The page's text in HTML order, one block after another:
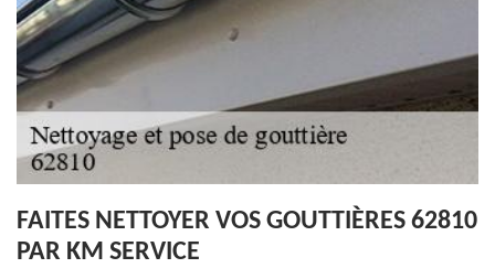
FAITES NETTOYER VOS GOUTTIÈRES 62810
PAR KM SERVICE